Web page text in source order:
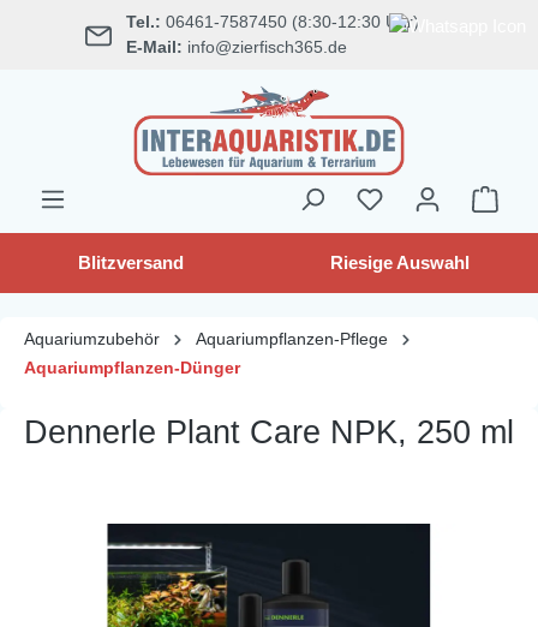
springen Tel.: 06461-7587450 (8:30-12:30 Uhr)
E-Mail: info@zierfisch365.de
Blitzversand Riesige Auswahl
Aquariumzubehör
Aquariumpflanzen-Pflege
Aquariumpflanzen-Dünger
Dennerle Plant Care NPK, 250 ml